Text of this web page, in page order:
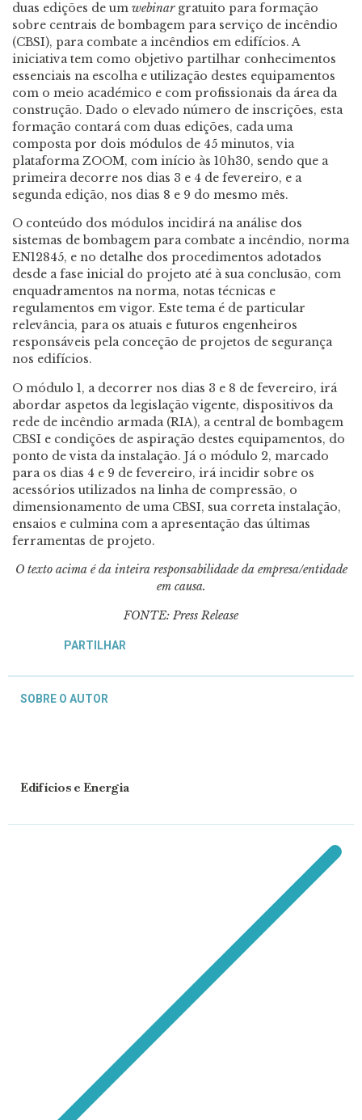
duas edições de um webinargratuito para formação
sobre centrais de bombagem para serviço de incêndio
(CBSI), para combate a incêndios em edifícios. A
iniciativa tem como objetivo partilhar conhecimentos
essenciais na escolha e utilização destes equipamentos
com o meio académico e com profissionais da área da
construção. Dado o elevado número de inscrições, esta
formação contará com duas edições, cada uma
composta por dois módulos de 45 minutos, via
plataforma ZOOM, com início às 10h30, sendo que a
primeira decorre nos dias 3 e 4 de fevereiro, e a
segunda edição, nos dias 8 e 9 do mesmo mês.
O conteúdo dos módulos incidirá na análise dos
sistemas de bombagem para combate a incêndio, norma
EN12845, e no detalhe dos procedimentos adotados
desde a fase inicial do projeto até à sua conclusão, com
enquadramentos na norma, notas técnicas e
regulamentos em vigor. Este tema é de particular
relevância, para os atuais e futuros engenheiros
responsáveis pela conceção de projetos de segurança
nos edifícios.
O módulo 1, a decorrer nos dias 3 e 8 de fevereiro, irá
abordar aspetos da legislação vigente, dispositivos da
rede de incêndio armada (RIA), a central de bombagem
CBSI e condições de aspiração destes equipamentos, do
ponto de vista da instalação. Já o módulo 2, marcado
para os dias 4 e 9 de fevereiro, irá incidir sobre os
acessórios utilizados na linha de compressão, o
dimensionamento de uma CBSI, sua correta instalação,
ensaios e culmina com a apresentação das últimas
ferramentas de projeto.
O texto acima é da inteira responsabilidade da empresa/entidade
em causa.
FONTE: Press Release
PARTILHAR
SOBRE O AUTOR
Edifícios e Energia